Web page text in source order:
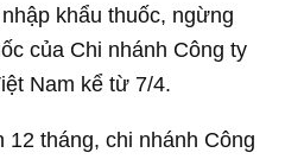
khẩu thuốc, ngừng
của Chi nhánh Công ty
Nam kể từ 7/4.
tháng, chi nhánh Công